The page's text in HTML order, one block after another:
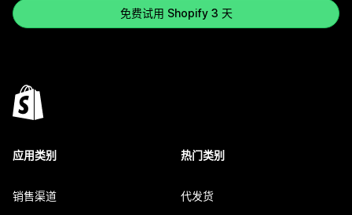
免费试用 Shopify 3 天
应用类别
销售渠道
热门类别
代发货